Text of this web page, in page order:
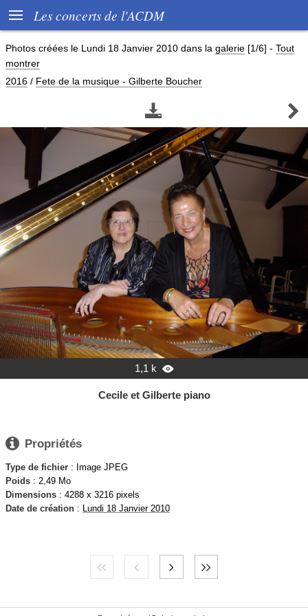
 Les concerts de l'ACDM
Photos créées le Lundi 18 Janvier 2010 dans la galerie [1/6] - Tout
montrer
2016 / Fete de la musique - Gilberte Boucher
 
1,1 k 
Cecile et Gilberte piano
 Propriétés
Type de fichier : Image JPEG
Poids : 2,49 Mo
Dimensions : 4288 x 3216 pixels
Date de création : Lundi 18 Janvier 2010